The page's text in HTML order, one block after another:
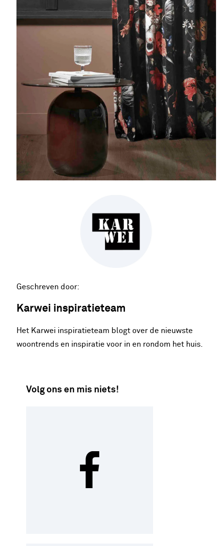
Geschreven door:
Karwei inspiratieteam
Het Karwei inspiratieteam blogt over de nieuwste
woontrends en inspiratie voor in en rondom het huis.
Volg ons en mis niets!